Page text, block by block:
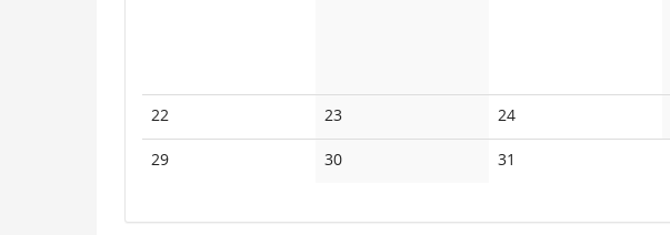
22
Veranstaltungen
23Keine
Veranstaltungen
24Keine
Veranstaltungen
29Keine
30Keine
31